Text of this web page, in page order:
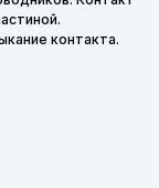
контакта.